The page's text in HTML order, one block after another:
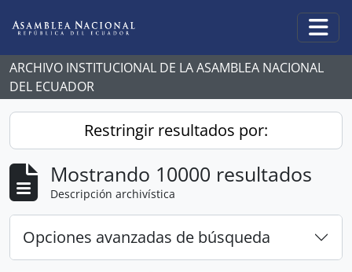
ARCHIVO INSTITUCIONAL DE LA ASAMBLEA NACIONAL
DEL ECUADOR
Restringir resultados por:
Mostrando 10000 resultados
Descripción archivística
Opciones avanzadas de búsqueda